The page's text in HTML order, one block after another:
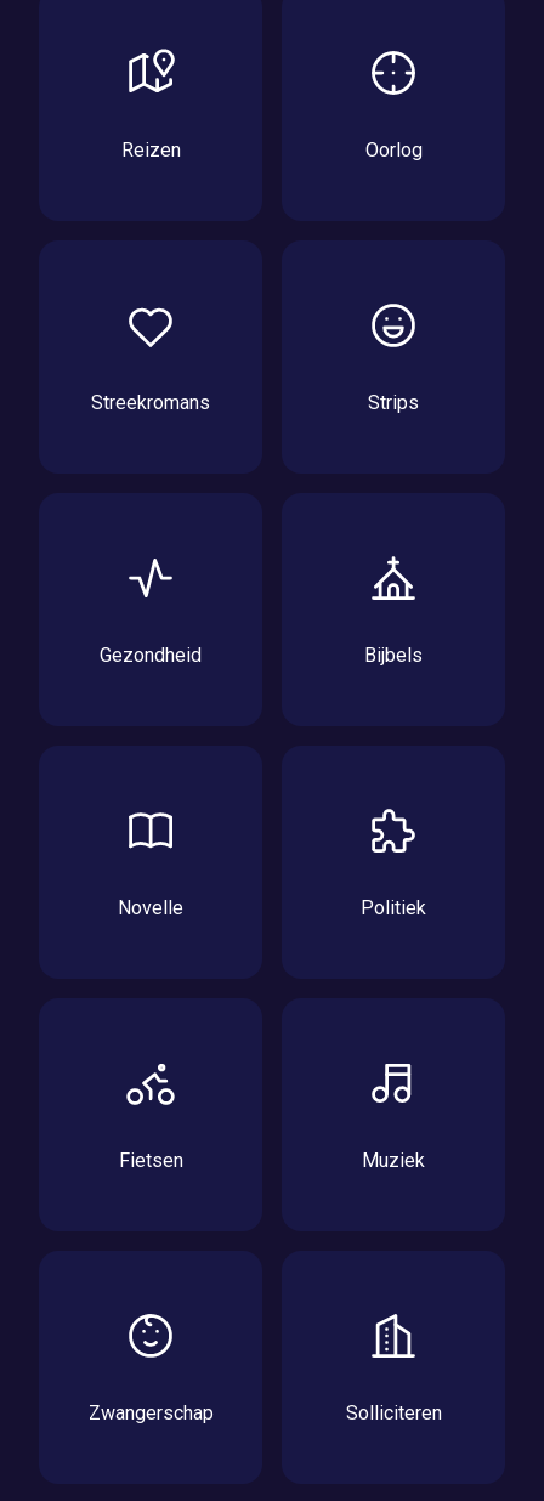
Reizen Oorlog
Streekromans Strips
Gezondheid Bijbels
Novelle Politiek
Fietsen Muziek
Zwangerschap Solliciteren